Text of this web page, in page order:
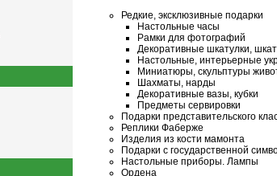
Редкие, эксклюзивные подарки
Настольные часы
Рамки для фотографий
Декоративные шкатулки,
Настольные, интерьерные
Миниатюры, скульптуры
Шахматы, нарды
Декоративные вазы, кубки
Предметы сервировки
Подарки представительского
Реплики Фаберже
Изделия из кости мамонта
Подарки с государственной
Настольные приборы. Лампы
Ордена